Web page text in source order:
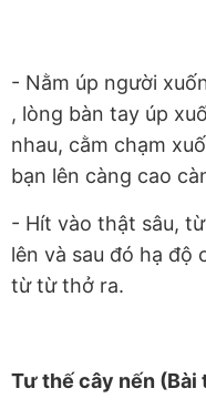
- Nằm úp người
, lòng bàn tay úp
nhau, cằm chạm
bạn lên càng cao
- Hít vào thật sâu,
lên và sau đó hạ độ
từ từ thở ra.
Tư thế cây nến (Bài